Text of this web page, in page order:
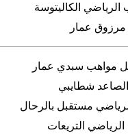
الرياضي الكاليتوسة
مرزوق عمار
مواهب سبدي عمار
الصاعد شطايبي
مستقبل بالرحال
الرياضي التريعات